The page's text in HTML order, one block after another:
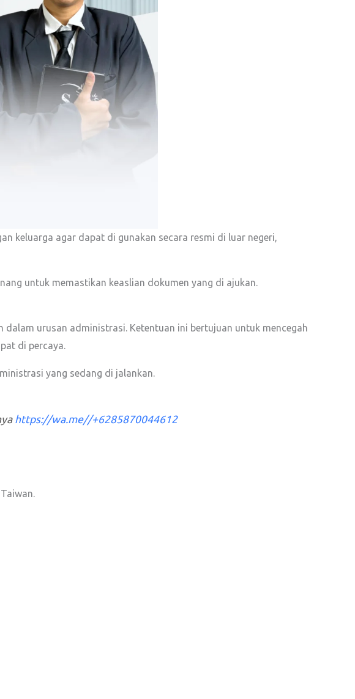
keluarga agar dapat di gunakan secara resmi di luar negeri,
untuk memastikan keaslian dokumen yang di ajukan.
urusan administrasi. Ketentuan ini bertujuan untuk mencegah
di percaya.
yang sedang di jalankan.
https://wa.me//+6285870044612